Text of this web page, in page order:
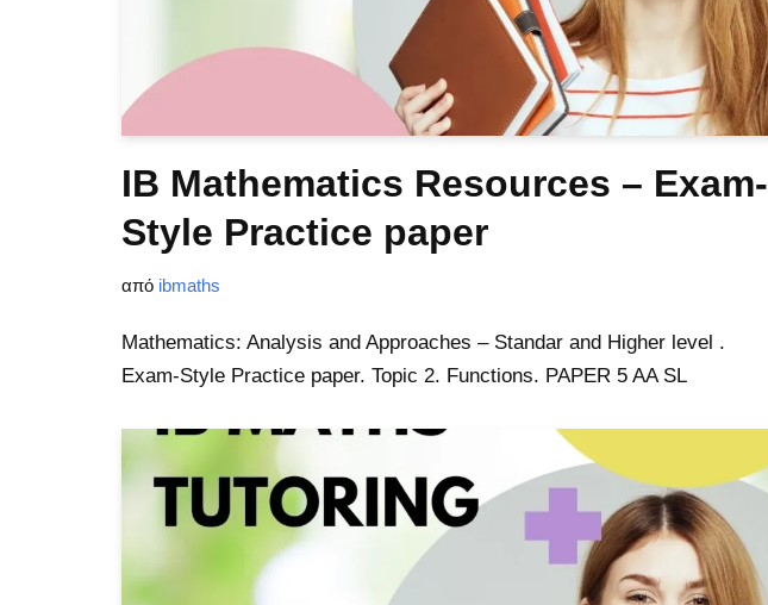
IB Mathematics Resources – Exam-
Style Practice paper
από ibmaths
Mathematics: Analysis and Approaches – Standar and Higher level .
Exam-Style Practice paper. Topic 2. Functions. PAPER 5 AA SL